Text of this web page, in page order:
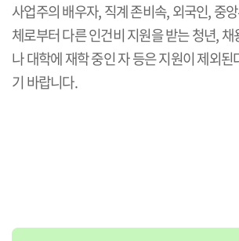
사업주의 배우자, 직계 존비속, 외국인, 중
체로부터 다른 인건비 지원을 받는 청년,
나 대학에 재학 중인 자 등은 지원이 제외된
기 바랍니다.